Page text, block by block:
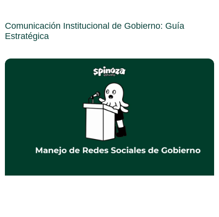
Comunicación Institucional de Gobierno: Guía
Estratégica